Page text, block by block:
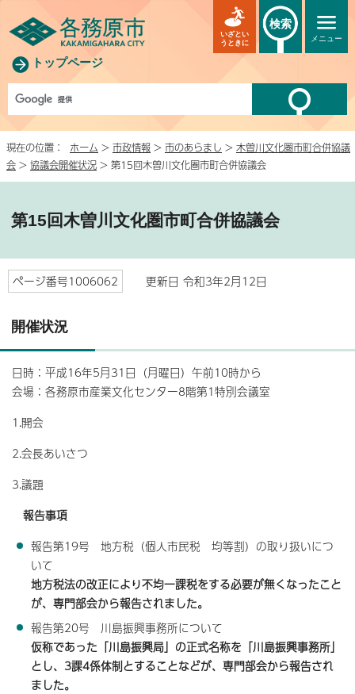
トップページ
メニュー
いざとい
うときに
検索
現在の位置： ホーム > 市政情報 > 市のあらまし > 木曽川文化圏市町合併協議
会 > 協議会開催状況 > 第15回木曽川文化圏市町合併協議会
第15回木曽川文化圏市町合併協議会
ページ番号1006062 更新日 令和3年2月12日
開催状況
日時：平成16年5月31日（月曜日）午前10時から
会場：各務原市産業文化センター8階第1特別会議室
1.開会
2.会長あいさつ
3.議題
報告事項
報告第19号 地方税（個人市民税 均等割）の取り扱いにつ
いて
地方税法の改正により不均一課税をする必要が無くなったこと
が、専門部会から報告されました。
報告第20号 川島振興事務所について
仮称であった「川島振興局」の正式名称を「川島振興事務所」
とし、3課4係体制とすることなどが、専門部会から報告され
ました。